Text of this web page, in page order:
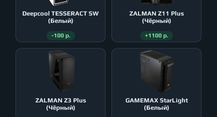
Deepcool TESSERACT SW
(Белый)
-100 р.
ZALMAN Z11 Plus
(Чёрный)
+1100 р.
ZALMAN Z3 Plus
(Чёрный)
GAMEMAX StarLight
(Белый)